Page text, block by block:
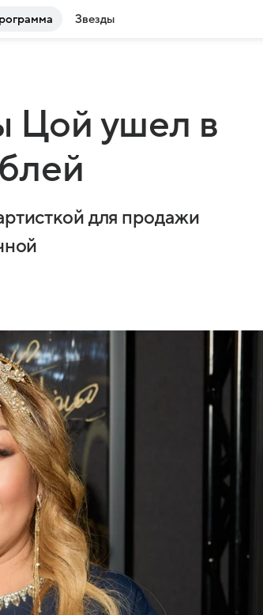
Звезды
Цой ушел в
для продажи